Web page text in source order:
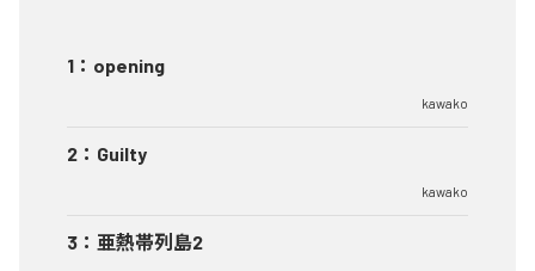
1 ： opening
kawako
2 ： Guilty
kawako
3 ： 亜熱帯列島2